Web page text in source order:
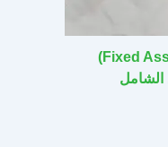
كيف تدير الأصول الثابتة (Fixed Assets)
الشامل